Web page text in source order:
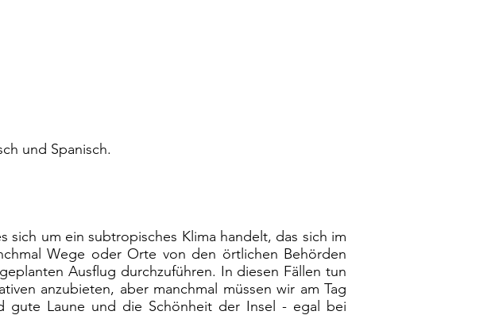
und Spanisch.
sich um ein subtropisches Klima handelt, das sich im
Wege oder Orte von den örtlichen Behörden
Ausflug durchzuführen. In diesen Fällen tun
anzubieten, aber manchmal müssen wir am Tag
gute Laune und die Schönheit der Insel - egal bei